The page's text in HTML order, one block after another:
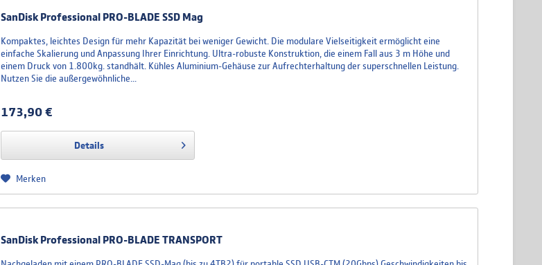
SanDisk Professional PRO-BLADE SSD Mag
Kompaktes, leichtes Design für mehr Kapazität bei weniger Gewicht. Die modulare Vielseitigkeit ermöglicht eine
einfache Skalierung und Anpassung Ihrer Einrichtung. Ultra-robuste Konstruktion, die einem Fall aus 3 m Höhe und
einem Druck von 1.800kg. standhält. Kühles Aluminium-Gehäuse zur Aufrechterhaltung der superschnellen Leistung.
Nutzen Sie die außergewöhnliche...
173,90 €
Details
Merken
SanDisk Professional PRO-BLADE TRANSPORT